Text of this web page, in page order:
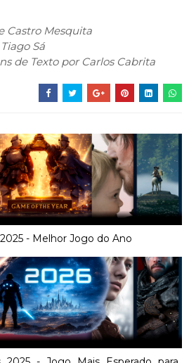
Castro Mesquita
Sá
de Texto por Carlos Cabrita
- Melhor Jogo do Ano